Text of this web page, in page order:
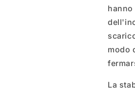
modo
La